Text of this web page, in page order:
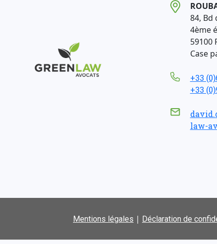
84, Bd
4ème
59100
Case
+33
+33
law-
Mentions légales | Déclaration de